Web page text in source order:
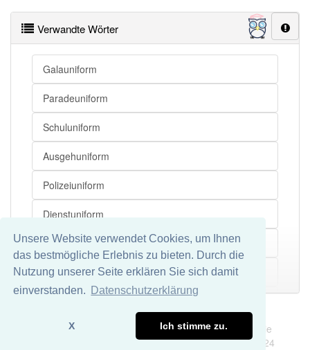
Unsere Website verwendet Cookies, um Ihnen
das bestmögliche Erlebnis zu bieten. Durch die
Nutzung unserer Seite erklären Sie sich damit
einverstanden.
Datenschutzerklärung
X Ich stimme zu.
Verwandte Wörter
Galauniform
Paradeuniform
Schuluniform
Ausgehuniform
Polizeiuniform
Dienstuniform
Generalsuniform
Leutnantsuniform
Matrosenuniform
Mehr
Datenschutz
Wir übernehmen keine Garantie und keine Haftung für die
Richtigkeit und Vollständigkeit dieser Seite. DDDEasy 2024